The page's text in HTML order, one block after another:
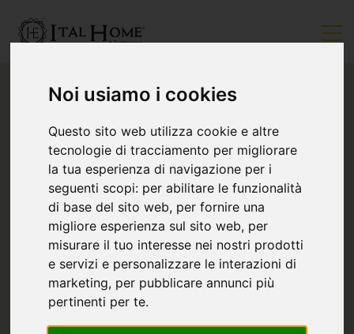
Noi usiamo i cookies
Questo sito web utilizza cookie e altre
tecnologie di tracciamento per migliorare
la tua esperienza di navigazione per i
seguenti scopi: per abilitare le funzionalità
di base del sito web, per fornire una
migliore esperienza sul sito web, per
misurare il tuo interesse nei nostri prodotti
e servizi e personalizzare le interazioni di
marketing, per pubblicare annunci più
pertinenti per te.